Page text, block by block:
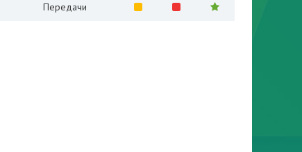
Передачи